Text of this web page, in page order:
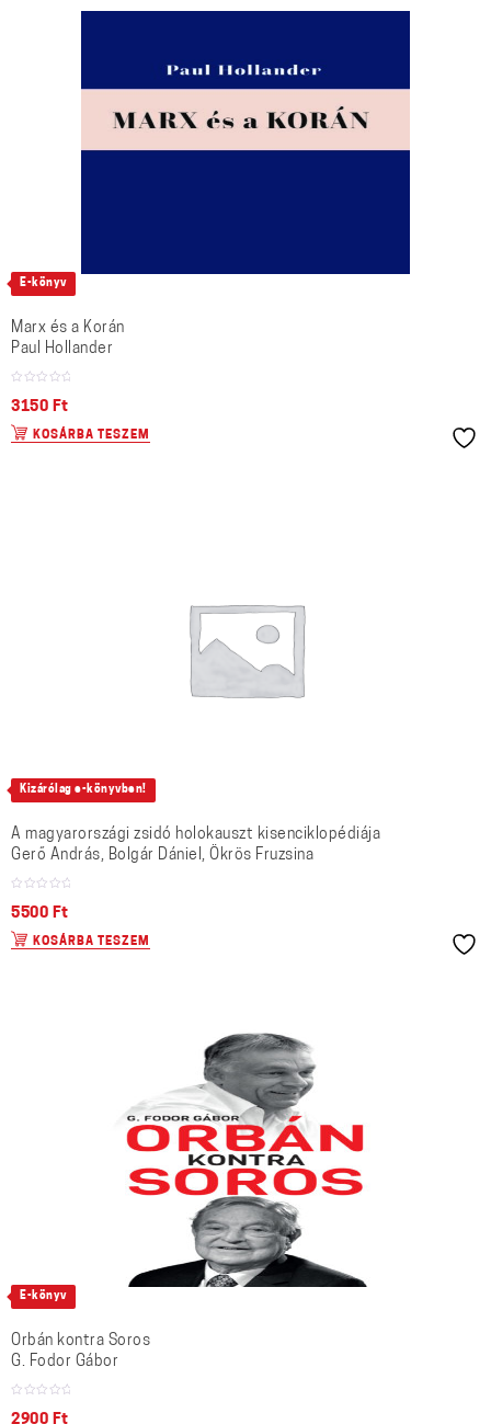
E-könyv
Marx és a Korán
Paul Hollander
3150 Ft
KOSÁRBA TESZEM
Kizárólag e-könyvben!
A magyarországi zsidó holokauszt kisenciklopédiája
Gerő András, Bolgár Dániel, Ökrös Fruzsina
5500 Ft
KOSÁRBA TESZEM
E-könyv
Orbán kontra Soros
G. Fodor Gábor
2900 Ft